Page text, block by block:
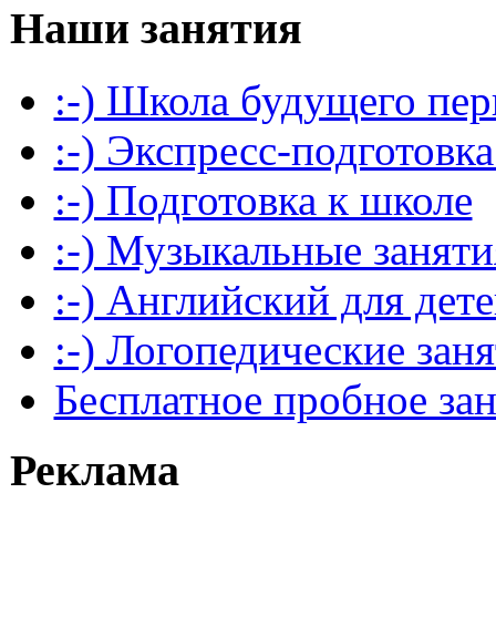
Наши занятия
:-) Школа будущего
:-) Экспресс-
:-) Подготовка к школе
:-) Музыкальные
:-) Английский для
:-) Логопедические
Бесплатное пробное
Реклама